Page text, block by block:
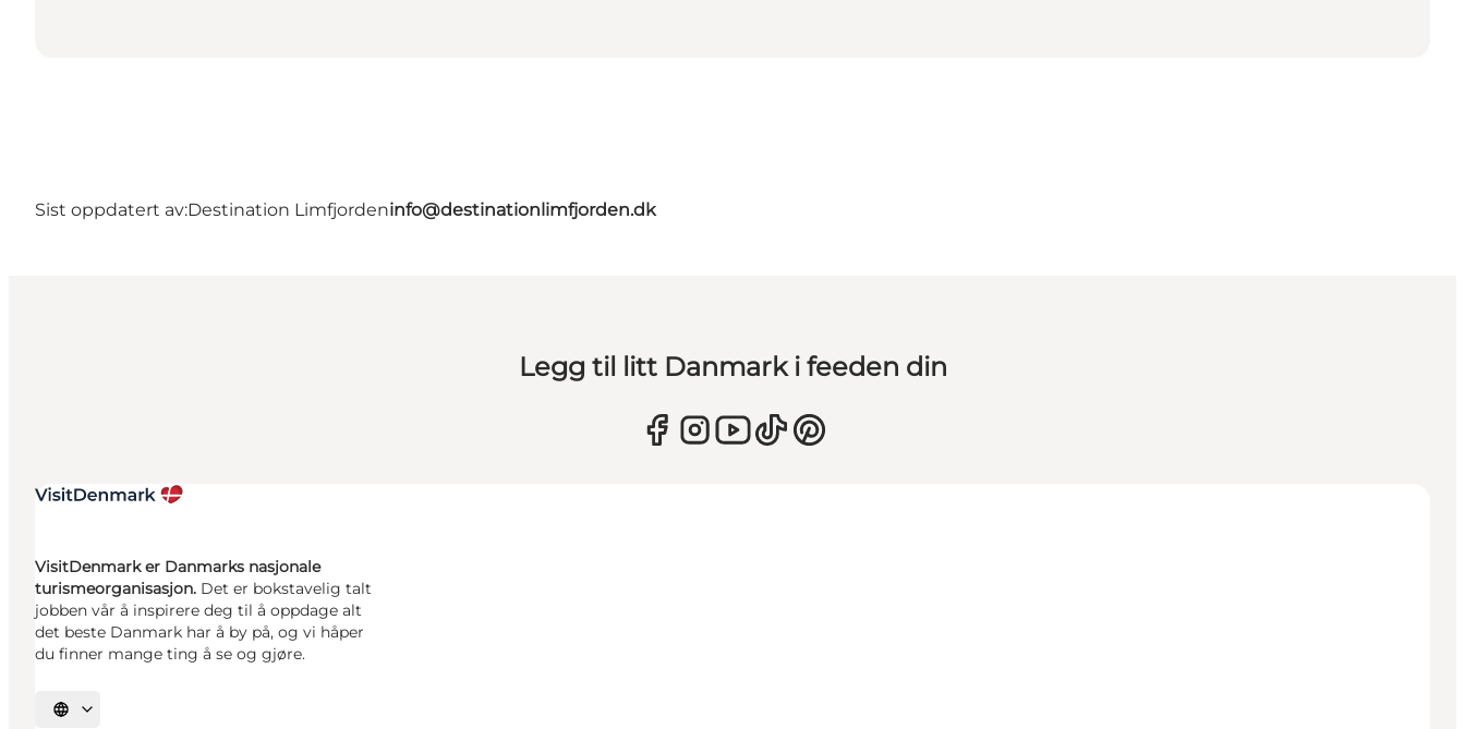
Sist oppdatert av:Destination Limfjordeninfo@destinationlimfjorden.dk
Legg til litt Danmark i feeden din
VisitDenmark er Danmarks nasjonale
turismeorganisasjon. Det er bokstavelig talt
jobben vår å inspirere deg til å oppdage alt
det beste Danmark har å by på, og vi håper
du finner mange ting å se og gjøre.
Velg språk